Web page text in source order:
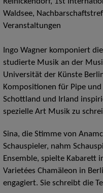
Reinickendorf, 1st
Waldsee,
Veranstaltungen
Ingo Wagner komponiert
studierte Musik an der
Universität der Künste
Kompositionen für Pipe
Schottland und Irland
spezielle Art Musik zu
Sina, die Stimme von
Schauspieler, nahm
Ensemble, spielte Kabarett
Varietées Chamäleon in
engagiert. Sie schreibt die